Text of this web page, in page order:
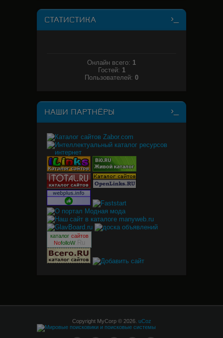
СТАТИСТИКА
Онлайн всего: 1
Гостей: 1
Пользователей: 0
НАШИ ПАРТНЁРЫ
каталог сайтов
NofolloW.Ru
Copyright MyCorp © 2026. uCoz